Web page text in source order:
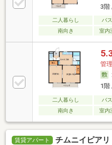
3階
二人暮らし バ
南向き
室内
管
1階
二人暮らし バ
南向き
室内
賃貸アパート チムニイピアリ